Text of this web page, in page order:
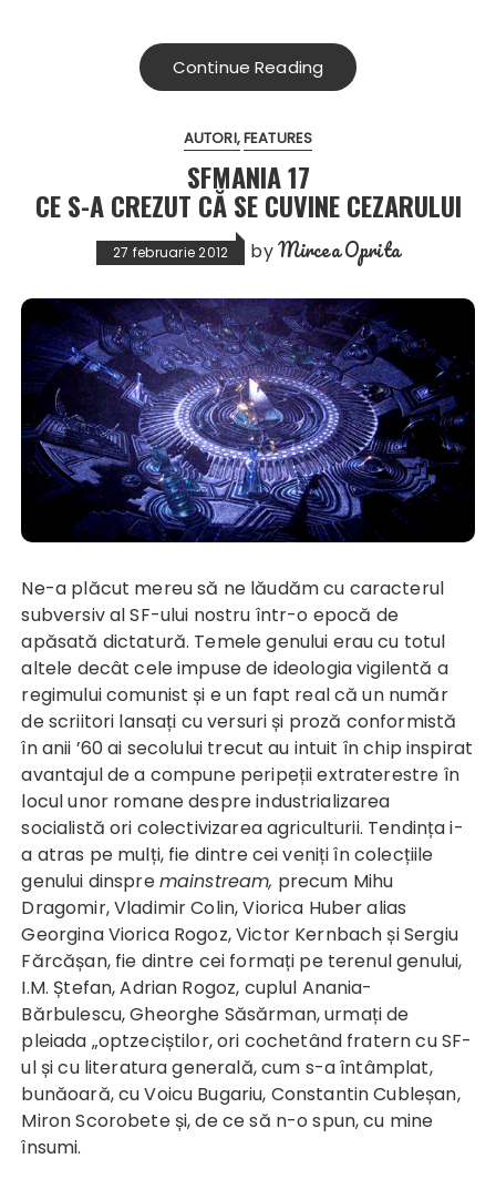
Continue Reading
AUTORI FEATURES
SFMANIA 17
CE S-A CREZUT CĂ SE CUVINE CEZARULUI
27 februarie 2012 byMircea Oprita
Ne-a plăcut mereu să ne lăudăm cu caracterul
subversiv al SF-ului nostru într-o epocă de
apăsată dictatură. Temele genului erau cu totul
altele decât cele impuse de ideologia vigilentă a
regimului comunist și e un fapt real că un număr
de scriitori lansați cu versuri și proză conformistă
în anii ’60 ai secolului trecut au intuit în chip inspirat
avantajul de a compune peripeții extraterestre în
locul unor romane despre industrializarea
socialistă ori colectivizarea agriculturii. Tendința i-
a atras pe mulți, fie dintre cei veniți în colecțiile
genului dinspremainstream, precum Mihu
Dragomir, Vladimir Colin, Viorica Huber alias
Georgina Viorica Rogoz, Victor Kernbach și Sergiu
Fărcășan, fie dintre cei formați pe terenul genului,
I.M. Ștefan, Adrian Rogoz, cuplul Anania-
Bărbulescu, Gheorghe Săsărman, urmați de
pleiada „optzeciștilor, ori cochetând fratern cu SF-
ul și cu literatura generală, cum s-a întâmplat,
bunăoară, cu Voicu Bugariu, Constantin Cubleșan,
Miron Scorobete și, de ce să n-o spun, cu mine
însumi.